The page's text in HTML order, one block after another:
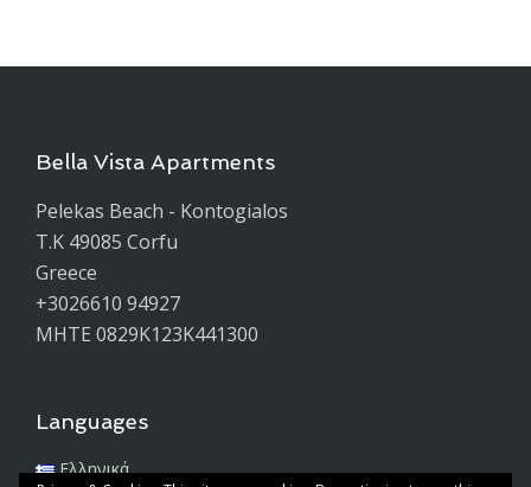
Bella Vista Apartments
Pelekas Beach - Kontogialos
T.K 49085 Corfu
Greece
+3026610 94927
ΜΗΤΕ 0829K123K441300
Languages
Ελληνικά